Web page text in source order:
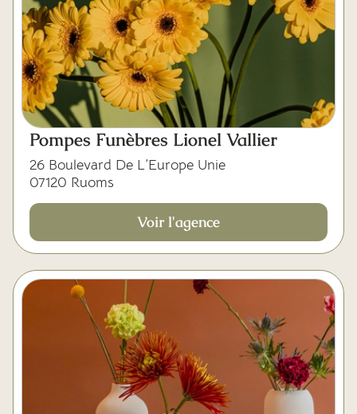
Pompes Funèbres Lionel Vallier
26 Boulevard De L’Europe Unie
07120 Ruoms
Voir l'agence